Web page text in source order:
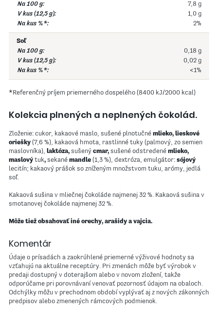
7,8 g
1,0 g
2%
Soľ
0,18 g
0,02 g
<1%
*Referenčný príjem priemerného dospelého (8400 kJ/2000 kcal)
Kolekcia plnených a neplnených čokolád.
Zloženie: cukor, kakaové maslo, sušené plnotučné mlieko, lieskové
oriešky (7,6 %), kakaová hmota, rastlinné tuky (palmový, zo semien
maslovníka), laktóza, sušený cmar, sušené odstredené mlieko,
maslový tuk, sekané mandle (1,3 %), dextróza, emulgátor: sójový
lecitín; kakaový prášok so zníženým množstvom tuku, arómy, jedlá
soľ.
Kakaová sušina v mliečnej čokoláde najmenej 32 %. Kakaová sušina v
smotanovej čokoláde najmenej 32 %.
Môže tiež obsahovať iné orechy, arašidy a vajcia.
Komentár
Údaje o prísadách a zaokrúhlené priemerné výživové hodnoty sa
vzťahujú na aktuálne receptúry. Pri zmenách môže byť výrobok v
predaji dostupný v doterajšom alebo v novom zložení, takže
odporúčame pri porovnávaní venovať pozornosť údajom na obaloch.
Odchýlky môžu v prechodnom období vyplývať aj z nových zákonných
predpisov alebo zmenených rámcových podmienok.